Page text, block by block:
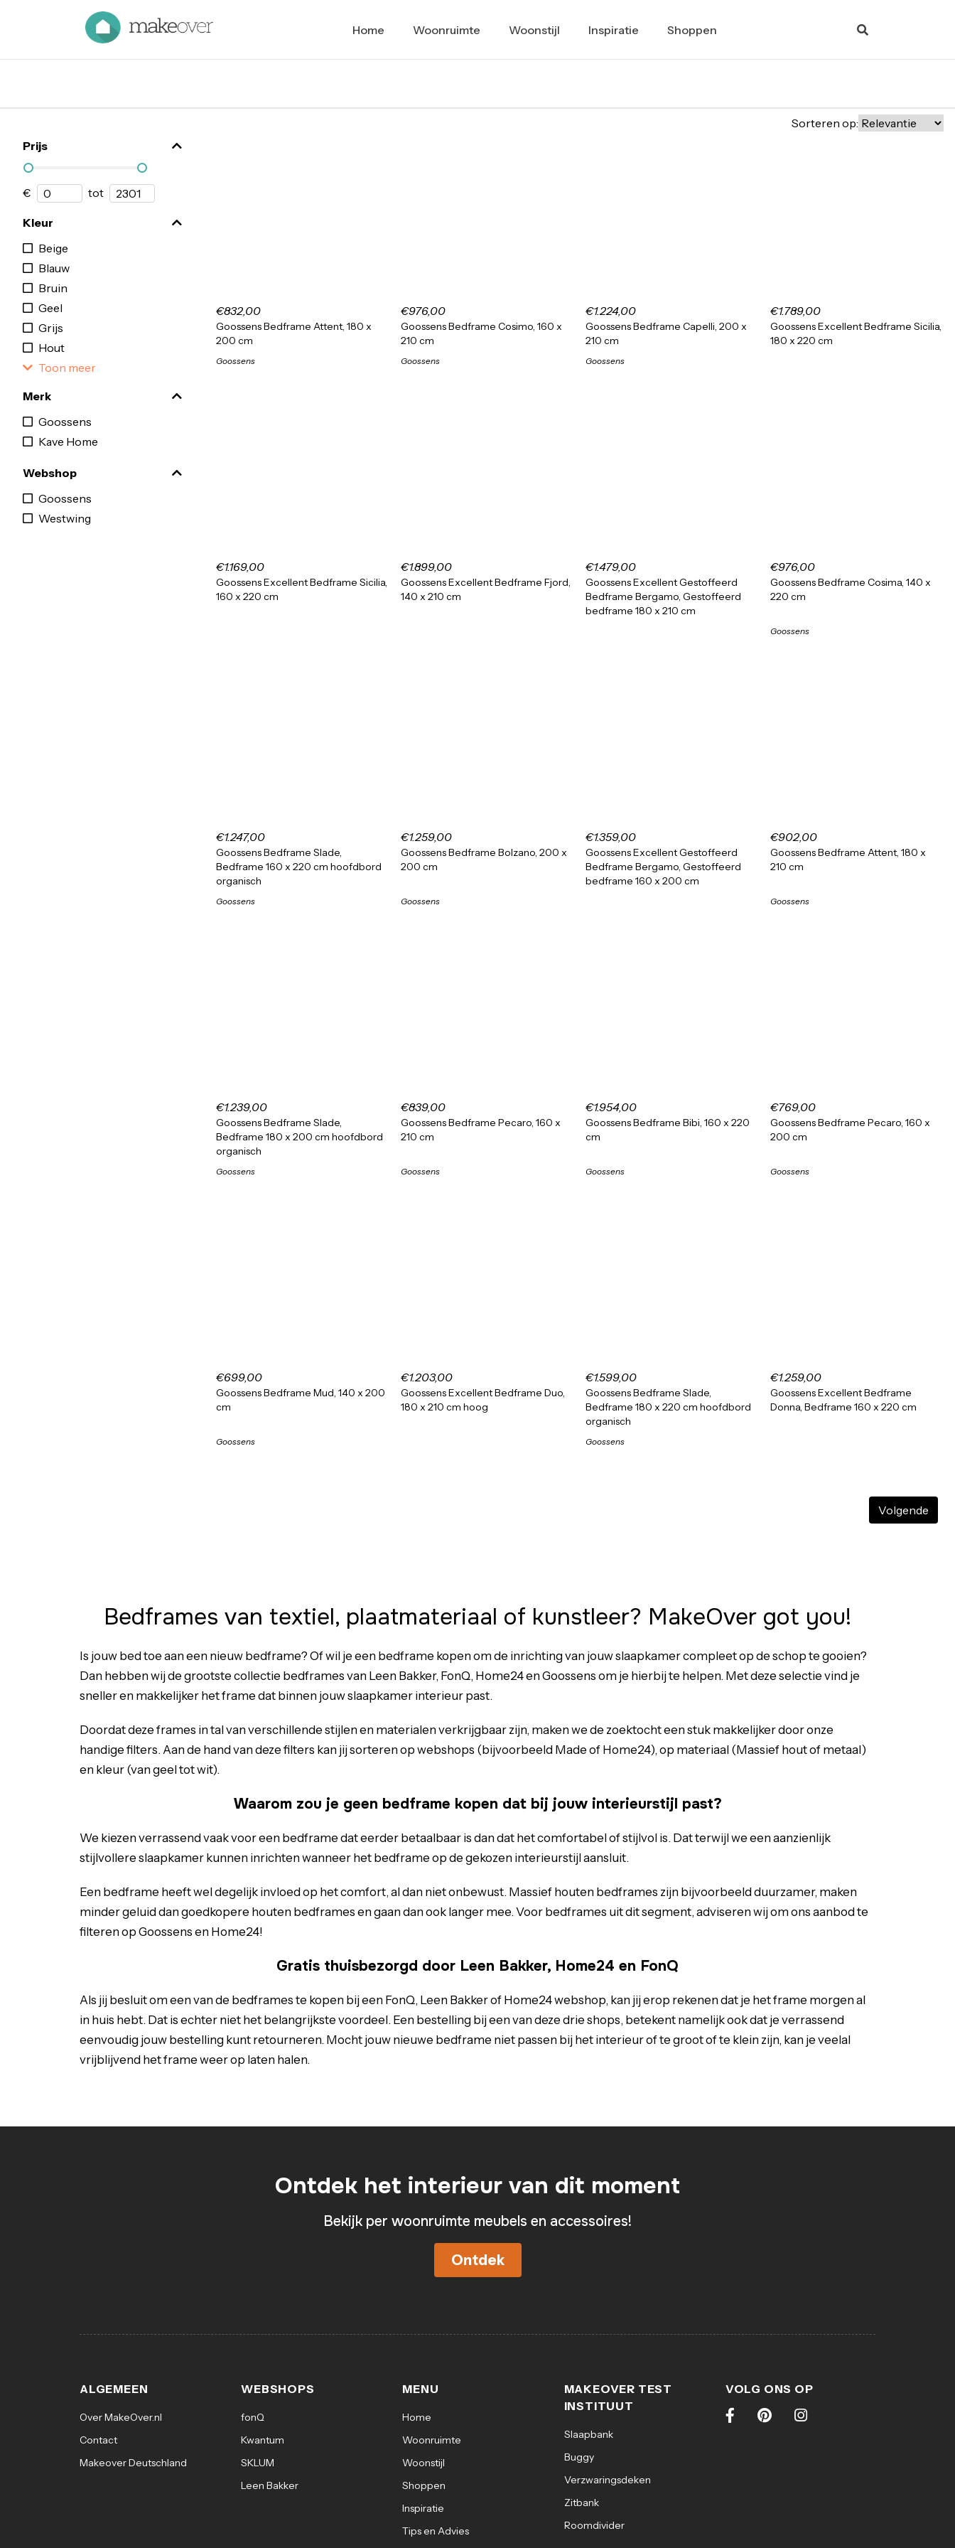
Home Woonruimte Woonstijl Inspiratie Shoppen
Prijs
€ tot
Kleur
Beige
Blauw
Bruin
Geel
Grijs
Hout
Toon meer
Merk
Goossens
Kave Home
Webshop
Goossens
Westwing
Sorteren op:
€832,00
Goossens Bedframe Attent, 180 x
200 cm
Goossens
€976,00
Goossens Bedframe Cosimo, 160 x
210 cm
Goossens
€1.224,00
Goossens Bedframe Capelli, 200 x
210 cm
Goossens
€1.789,00
Goossens Excellent Bedframe Sicilia,
180 x 220 cm
€1.169,00
Goossens Excellent Bedframe Sicilia,
160 x 220 cm
€1.899,00
Goossens Excellent Bedframe Fjord,
140 x 210 cm
€1.479,00
Goossens Excellent Gestoffeerd
Bedframe Bergamo, Gestoffeerd
bedframe 180 x 210 cm
€976,00
Goossens Bedframe Cosima, 140 x
220 cm
Goossens
€1.247,00
Goossens Bedframe Slade,
Bedframe 160 x 220 cm hoofdbord
organisch
Goossens
€1.259,00
Goossens Bedframe Bolzano, 200 x
200 cm
Goossens
€1.359,00
Goossens Excellent Gestoffeerd
Bedframe Bergamo, Gestoffeerd
bedframe 160 x 200 cm
€902,00
Goossens Bedframe Attent, 180 x
210 cm
Goossens
€1.239,00
Goossens Bedframe Slade,
Bedframe 180 x 200 cm hoofdbord
organisch
Goossens
€839,00
Goossens Bedframe Pecaro, 160 x
210 cm
Goossens
€1.954,00
Goossens Bedframe Bibi, 160 x 220
cm
Goossens
€769,00
Goossens Bedframe Pecaro, 160 x
200 cm
Goossens
€699,00
Goossens Bedframe Mud, 140 x 200
cm
Goossens
€1.203,00
Goossens Excellent Bedframe Duo,
180 x 210 cm hoog
€1.599,00
Goossens Bedframe Slade,
Bedframe 180 x 220 cm hoofdbord
organisch
Goossens
€1.259,00
Goossens Excellent Bedframe
Donna, Bedframe 160 x 220 cm
Volgende
Bedframes van textiel, plaatmateriaal of kunstleer? MakeOver got you!
Is jouw bed toe aan een nieuw bedframe? Of wil je een bedframe kopen om de inrichting van jouwslaapkamercompleet op de schop te gooien?
Dan hebben wij de grootste collectie bedframes van Leen Bakker, FonQ, Home24 en Goossens om je hierbij te helpen. Met deze selectie vind je
sneller en makkelijker het frame dat binnen jouwslaapkamer interieur past.
Doordat deze frames in tal van verschillende stijlen en materialen verkrijgbaar zijn, maken we de zoektocht een stuk makkelijker door onze
handige filters. Aan de hand van deze filters kan jij sorteren op webshops (bijvoorbeeld Made of Home24), op materiaal (Massief hout of metaal)
en kleur (van geel tot wit).
Waarom zou je geen bedframe kopen dat bij jouw interieurstijl past?
We kiezen verrassend vaak voor een bedframe dat eerder betaalbaar is dan dat het comfortabel of stijlvol is. Dat terwijl we een aanzienlijk
stijlvollere slaapkamer kunnen inrichten wanneer het bedframe op de gekozen interieurstijl aansluit.
Een bedframe heeft wel degelijk invloed op het comfort, al dan niet onbewust. Massief houten bedframes zijn bijvoorbeeld duurzamer, maken
minder geluid dan goedkopere houten bedframes en gaan dan ook langer mee. Voor bedframes uit dit segment, adviseren wij om ons aanbod te
filteren op Goossens en Home24!
Gratis thuisbezorgd door Leen Bakker, Home24 en FonQ
Als jij besluit om een van de bedframes te kopen bij een FonQ, Leen Bakker of Home24 webshop, kan jij erop rekenen dat je het frame morgen al
in huis hebt. Dat is echter niet het belangrijkste voordeel. Een bestelling bij een van deze drie shops, betekent namelijk ook dat je verrassend
eenvoudig jouw bestelling kunt retourneren. Mocht jouw nieuwe bedframe niet passen bij het interieur of te groot of te klein zijn, kan je veelal
vrijblijvend het frame weer op laten halen.
Ontdek het interieur van dit moment
Bekijk per woonruimte meubels en accessoires!
Ontdek
ALGEMEEN
Over MakeOver.nl
Contact
Makeover Deutschland
WEBSHOPS
fonQ
Kwantum
SKLUM
Leen Bakker
MENU
Home
Woonruimte
Woonstijl
Shoppen
Inspiratie
Tips en Advies
MAKEOVER TEST
INSTITUUT
Slaapbank
Buggy
Verzwaringsdeken
Zitbank
Roomdivider
VOLG ONS OP